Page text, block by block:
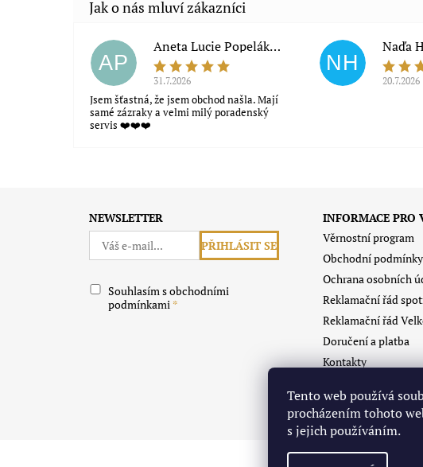
AP
Aneta Lucie Popeláková
31.7.2026
Jsem šťastná, že jsem obchod našla. Mají
samé zázraky a velmi milý poradenský
servis ❤️❤️❤️
NH
Naďa
20.7.2026
NEWSLETTER
Souhlasím s obchodními
podmínkami
INFORMACE PRO
Věrnostní program
Obchodní podmínky
Ochrana osobních
Reklamační řád
Reklamační řád
Doručení a platba
Kontakty
Vrácení zboží -
Tento web používá
procházením tohoto
s jejich používáním.